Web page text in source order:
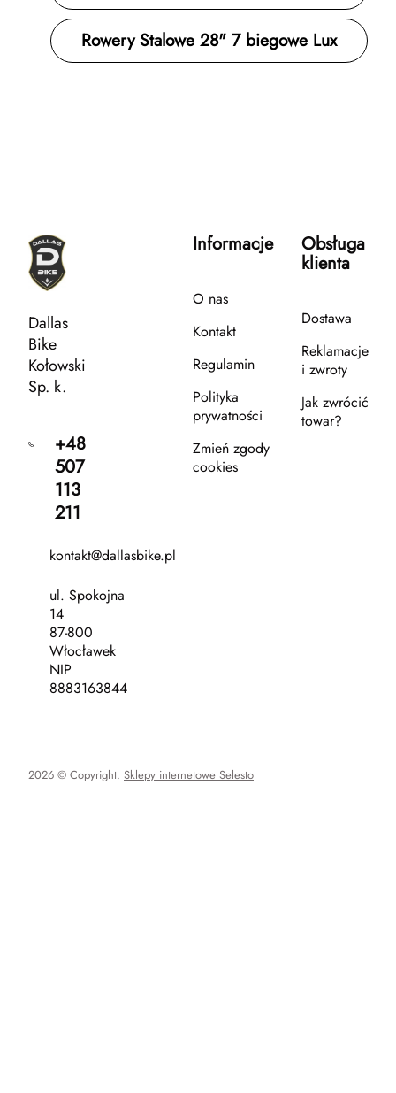
Rowery Stalowe 28" 7 biegowe Lux
Dallas
Bike
Kołowski
Sp. k.
+48
507
113
211
kontakt@dallasbike.pl
ul. Spokojna
14
87-800
Włocławek
NIP
8883163844
Informacje
O nas
Kontakt
Regulamin
Polityka
prywatności
Zmień zgody
cookies
Obsługa
klienta
Dostawa
Reklamacje
i zwroty
Jak zwrócić
towar?
2026 © Copyright. Sklepy internetowe Selesto